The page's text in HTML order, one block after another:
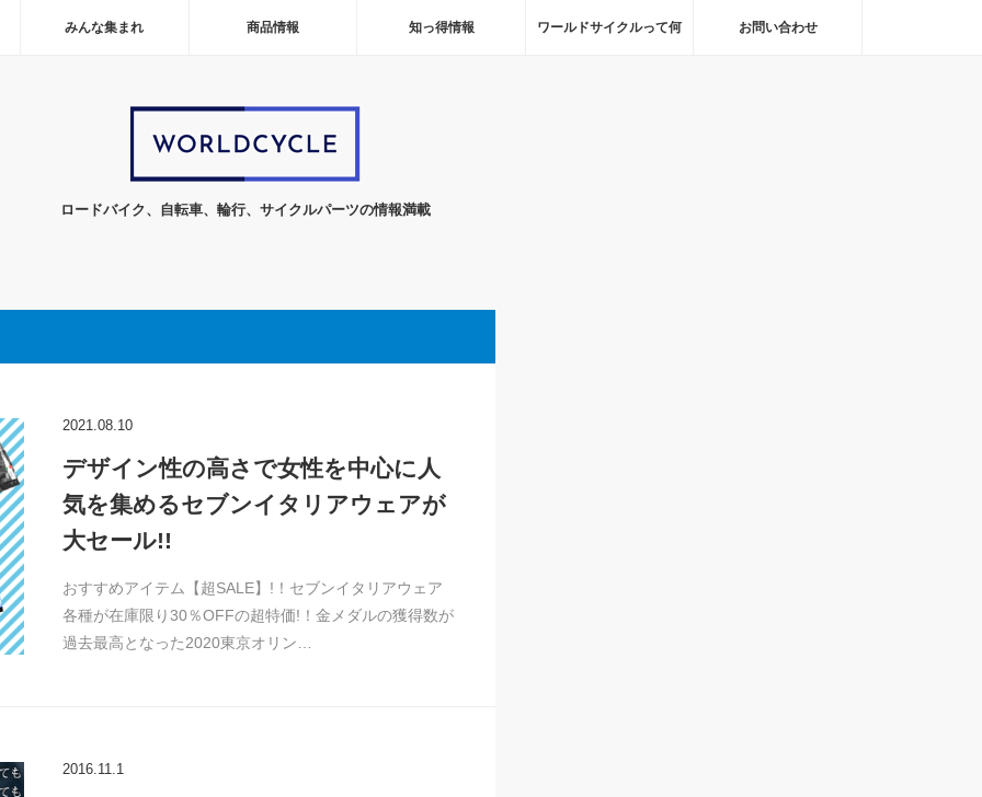
みんな集まれ 商品情報 知っ得情報 ワールドサイクルって何 お問い合わせ
ロードバイク、自転車、輪行、サイクルパーツの情報満載
2021.08.10
デザイン性の高さで女性を中心に人
気を集めるセブンイタリアウェアが
大セール!!
おすすめアイテム【超SALE】!！セブンイタリアウェア
各種が在庫限り30％OFFの超特価!！金メダルの獲得数が
過去最高となった2020東京オリン…
2016.11.1